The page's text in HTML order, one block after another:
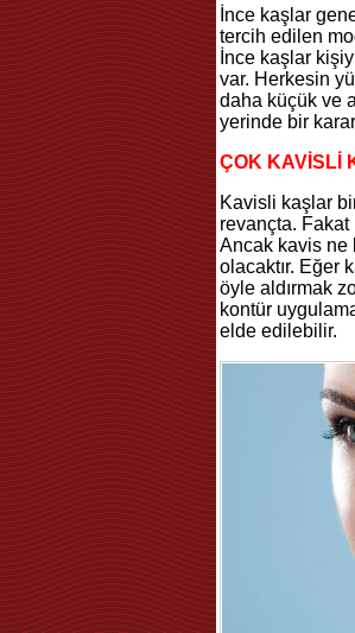
İnce kaşlar
tercih edilen
İnce kaşlar
var. Herkesin
daha küçük ve
yerinde bir
ÇOK KAVİSLİ
Kavisli kaşlar
revançta. Fakat
Ancak kavis ne
olacaktır. Eğer
öyle aldırmak
kontür
elde edilebilir.